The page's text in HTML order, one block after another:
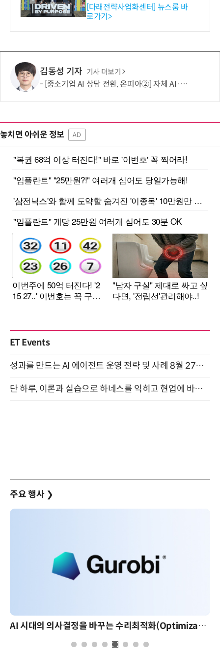
와의 비즈니스 미팅 지원…K
-바이오 해외 진출 교두보 확
보
[다래전략사업화센터] 뉴스룸 바
로가기>
김동성 기자 기사 더보기
[중소기업 AI 상담 전환, 온피아②] 자체 AI·서버 기술로 중기 AICC 문턱 낮춰
놓치면 아쉬운 정보 AD
ET Events
성과를 만드는 AI 에이전트 운영 전략 및 사례 8월 27일 개최
단 하루, 이론과 실습으로 하네스를 익히고 현업에 바로 쓰는 핸즈온 워크숍 (8/20)
주요 행사 ❯
AI 시대의 의사결정을 바꾸는 수리최적화(Optimization): 실제 산업 적용 사례와 활용 전략 AI 핀옵스 실전 세미나